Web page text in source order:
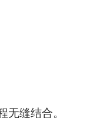
缝结合。